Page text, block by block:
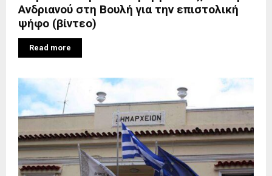
Ανδριανού στη Βουλή για την επιστολική
ψήφο (βίντεο)
Read more